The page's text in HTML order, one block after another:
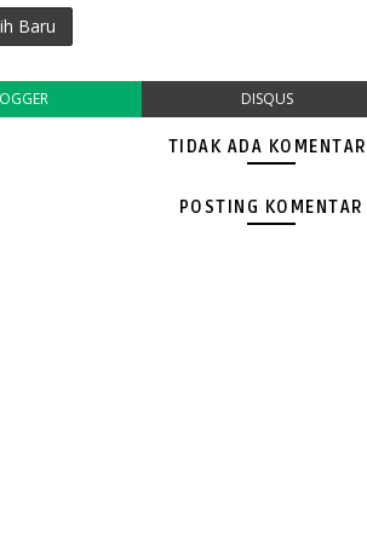
Baru
DISQUS
TIDAK ADA
POSTING KOMENTAR